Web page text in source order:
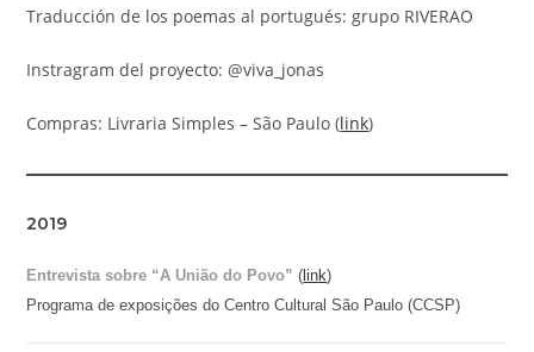
Traducción de los poemas al portugués: grupo RIVERAO
Instragram del proyecto: @viva_jonas
Compras: Livraria Simples – São Paulo (link)
2019
Entrevista sobre “A União do Povo” ( link)
Programa de exposições do Centro Cultural São Paulo (CCSP)